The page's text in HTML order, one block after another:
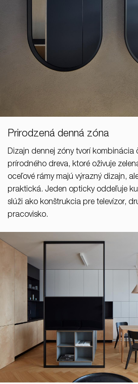
Prirodzená denná zóna
Dizajn dennej zóny tvorí kombinácia
prírodného dreva, ktoré oživuje
oceľové rámy majú výrazný dizajn,
praktická. Jeden opticky oddeľuje
slúži ako konštrukcia pre televízor,
pracovisko.